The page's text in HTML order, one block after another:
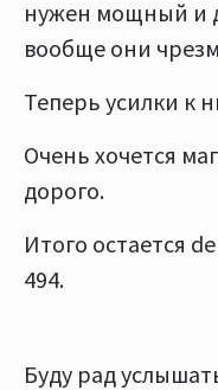
нужен мощный и
вообще они
Теперь усилки к
Очень хочется
дорого.
Итого остается
494.
Буду рад